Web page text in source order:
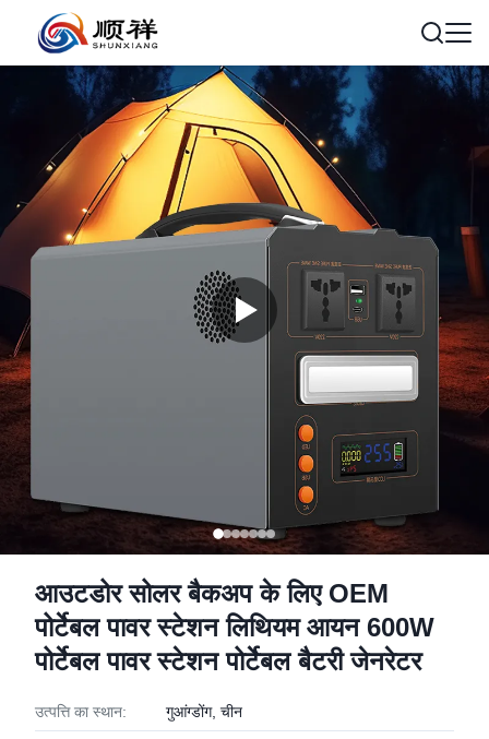
आउटडोर सोलर बैकअप के लिए OEM
पोर्टेबल पावर स्टेशन लिथियम आयन 600W
पोर्टेबल पावर स्टेशन पोर्टेबल बैटरी जेनरेटर
उत्पत्ति का स्थान: गुआंग्डोंग, चीन